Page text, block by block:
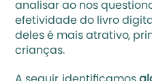
analisar ao nos
efetividade do livro
deles é mais atrativo,
crianças.